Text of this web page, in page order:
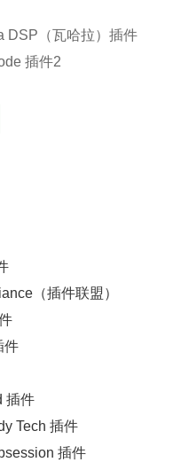
DSP（瓦哈拉）插件
插件2
（插件联盟）
件
插件
Tech 插件
插件